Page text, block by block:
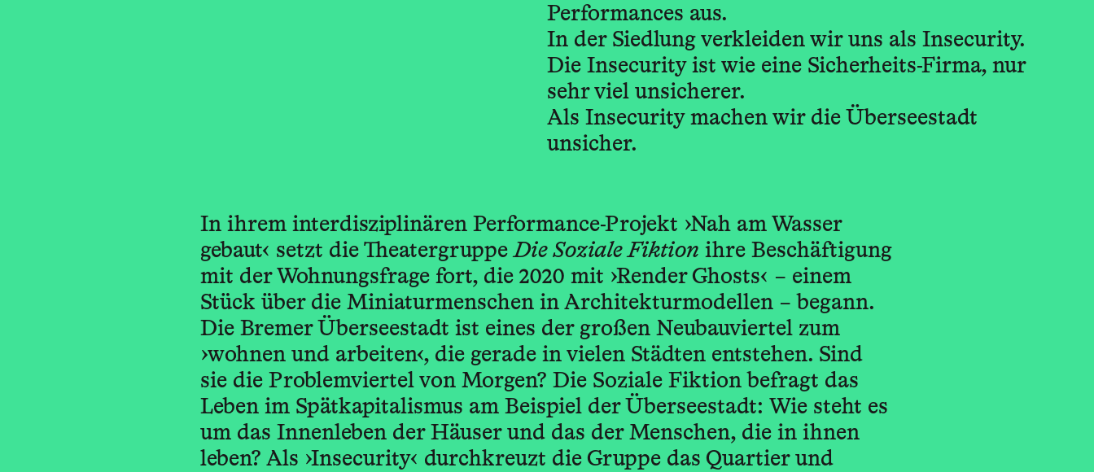
Performances aus.
In der Siedlung verkleiden wir uns als Insecurity.
Die Insecurity ist wie eine Sicherheits-Firma, nur
sehr viel unsicherer.
Als Insecurity machen wir die Überseestadt
unsicher.
In ihrem interdisziplinären Performance-Projekt ›Nah am Wasser
gebaut‹ setzt die TheatergruppeDie Soziale Fiktion ihre Beschäftigung
mit der Wohnungsfrage fort, die 2020 mit ›Render Ghosts‹ – einem
Stück über die Miniaturmenschen in Architekturmodellen – begann.
Die Bremer Überseestadt ist eines der großen Neubauviertel zum
›wohnen und arbeiten‹, die gerade in vielen Städten entstehen. Sind
sie die Problemviertel von Morgen? Die Soziale Fiktion befragt das
Leben im Spätkapitalismus am Beispiel der Überseestadt: Wie steht es
um das Innenleben der Häuser und das der Menschen, die in ihnen
leben? Als ›Insecurity‹ durchkreuzt die Gruppe das Quartier und